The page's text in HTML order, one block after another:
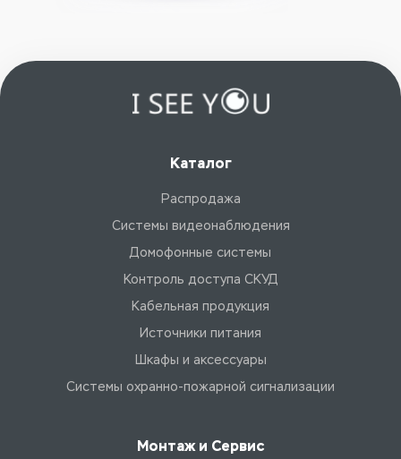
Каталог
Распродажа
Системы видеонаблюдения
Домофонные системы
Контроль доступа СКУД
Кабельная продукция
Источники питания
Шкафы и аксессуары
Системы охранно-пожарной сигнализации
Монтаж и Сервис